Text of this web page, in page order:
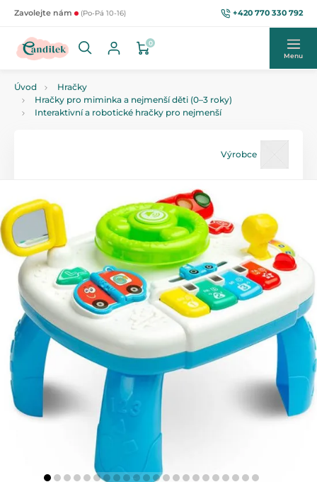
Zavolejte nám (Po-Pá 10-16) +420 770 330 792
0
Menu
Úvod
Hračky
Hračky pro miminka a nejmenší děti (0–3 roky)
Interaktivní a robotické hračky pro nejmenší
Výrobce